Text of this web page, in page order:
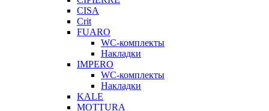
CISA
Crit
FUARO
WC-комплекты
Накладки
IMPERO
WC-комплекты
Накладки
KALE
MOTTURA